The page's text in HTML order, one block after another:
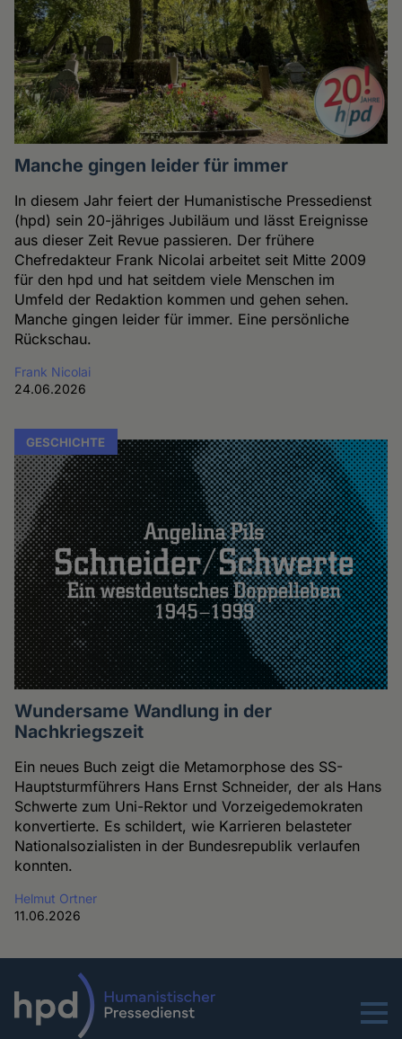
Manche gingen leider für immer
In diesem Jahr feiert der Humanistische Pressedienst
(hpd) sein 20-jähriges Jubiläum und lässt Ereignisse
aus dieser Zeit Revue passieren. Der frühere
Chefredakteur Frank Nicolai arbeitet seit Mitte 2009
für den hpd und hat seitdem viele Menschen im
Umfeld der Redaktion kommen und gehen sehen.
Manche gingen leider für immer. Eine persönliche
Rückschau.
Frank Nicolai
24.06.2026
GESCHICHTE
Wundersame Wandlung in der
Nachkriegszeit
Ein neues Buch zeigt die Metamorphose des SS-
Hauptsturmführers Hans Ernst Schneider, der als Hans
Schwerte zum Uni-Rektor und Vorzeigedemokraten
konvertierte. Es schildert, wie Karrieren belasteter
Nationalsozialisten in der Bundesrepublik verlaufen
konnten.
Helmut Ortner
11.06.2026
Menu